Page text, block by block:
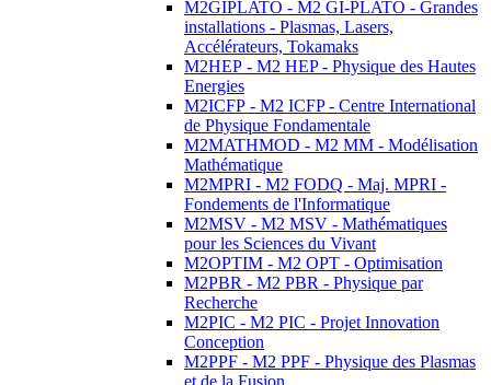
M2GIPLATO - M2 GI-PLATO - Grandes
installations - Plasmas, Lasers,
Accélérateurs, Tokamaks
M2HEP - M2 HEP - Physique des Hautes
Energies
M2ICFP - M2 ICFP - Centre International
de Physique Fondamentale
M2MATHMOD - M2 MM - Modélisation
Mathématique
M2MPRI - M2 FODQ - Maj. MPRI -
Fondements de l'Informatique
M2MSV - M2 MSV - Mathématiques
pour les Sciences du Vivant
M2OPTIM - M2 OPT - Optimisation
M2PBR - M2 PBR - Physique par
Recherche
M2PIC - M2 PIC - Projet Innovation
Conception
M2PPF - M2 PPF - Physique des Plasmas
et de la Fusion